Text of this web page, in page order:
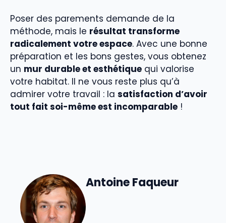
Poser des parements demande de la
méthode, mais le résultat transforme
radicalement votre espace. Avec une bonne
préparation et les bons gestes, vous obtenez
un mur durable et esthétique qui valorise
votre habitat. Il ne vous reste plus qu’à
admirer votre travail : la satisfaction d’avoir
tout fait soi-même est incomparable !
Antoine Faqueur